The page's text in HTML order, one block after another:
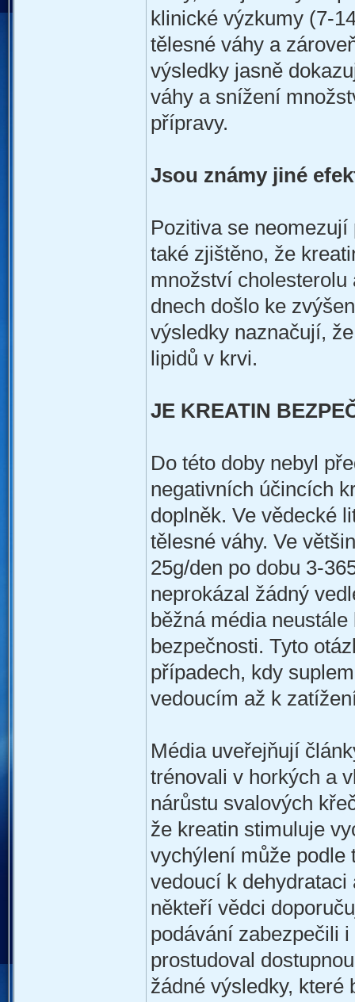
klinické výzkumy (7-
tělesné váhy a
výsledky jasně
váhy a snížení
přípravy.
Jsou známy jiné
Pozitiva se
také zjištěno, že
množství
dnech došlo ke
výsledky naznačují,
lipidů v krvi.
JE KREATIN
Do této doby nebyl
negativních účincích
doplněk. Ve vědecké
tělesné váhy. Ve
25g/den po dobu 3-
neprokázal žádný
běžná média
bezpečnosti. Tyto
případech, kdy
vedoucím až k
Média uveřejňují
trénovali v horkých a
nárůstu svalových
že kreatin stimuluje
vychýlení může podle
vedoucí k
někteří vědci
podávání zabezpečili
prostudoval
žádné výsledky, které